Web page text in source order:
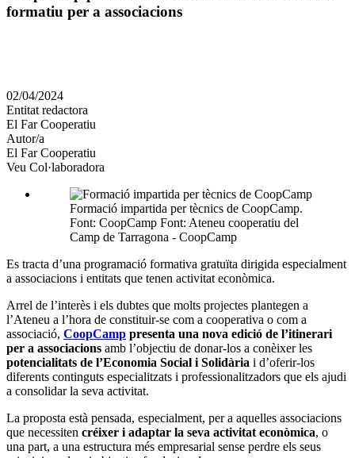
notícia
formatiu per a associacions
en
altres
xarxes
socials
02/04/2024
Entitat redactora
El Far Cooperatiu
Autor/a
El Far Cooperatiu
Veu Col·laboradora
Formació impartida per tècnics de CoopCamp.
Font: CoopCamp Font: Ateneu cooperatiu del
Camp de Tarragona - CoopCamp
Es tracta d’una programació formativa gratuïta dirigida especialment
a associacions i entitats que tenen activitat econòmica.
Arrel de l’interès i els dubtes que molts projectes plantegen a
l’Ateneu a l’hora de constituir-se com a cooperativa o com a
associació, CoopCamp presenta una nova edició de l’itinerari
per a associacions amb l’objectiu de donar-los a conèixer les
potencialitats de l’Economia Social i Solidària i d’oferir-los
diferents continguts especialitzats i professionalitzadors que els ajudi
a consolidar la seva activitat.
La proposta està pensada, especialment, per a aquelles associacions
que necessiten créixer i adaptar la seva activitat econòmica, o
una part, a una estructura més empresarial sense perdre els seus